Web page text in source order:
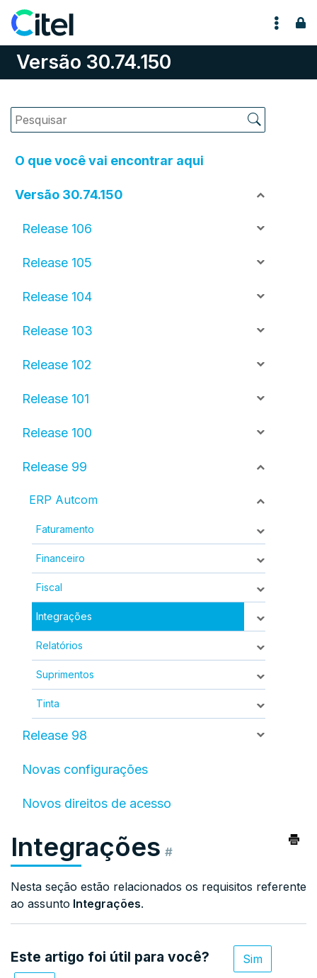
Pular para o conteúdo
Versão 30.74.150
O que você vai encontrar aqui
Versão 30.74.150
Release 106
Release 105
Release 104
Release 103
Release 102
Release 101
Release 100
Release 99
ERP Autcom
Faturamento
Financeiro
Fiscal
Integrações
Relatórios
Suprimentos
Tinta
Release 98
Novas configurações
Novos direitos de acesso
Integrações #
Nesta seção estão relacionados os requisitos referente
ao assunto Integrações.
Este artigo foi útil para você?
Sim